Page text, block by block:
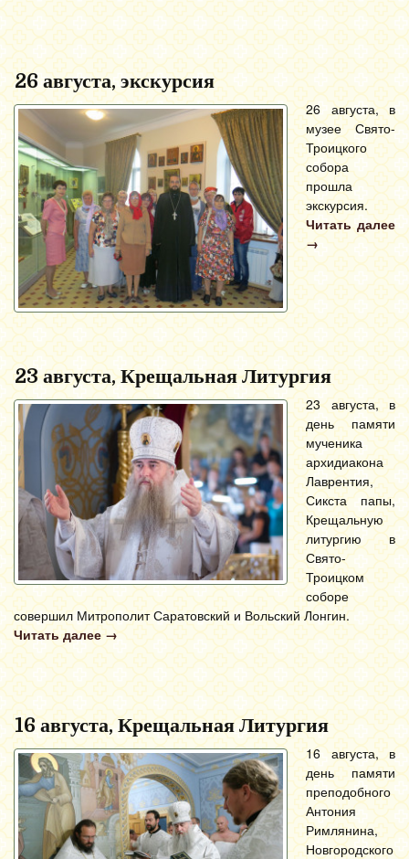
26 августа, экскурсия
26 августа, в
музее Свято-
Троицкого
собора
прошла
экскурсия.
Читать далее
→
23 августа, Крещальная Литургия
23 августа, в
день памяти
мученика
архидиакона
Лаврентия,
Сикста папы,
Крещальную
литургию в
Свято-
Троицком
соборе
совершил Митрополит Саратовский и Вольский Лонгин.
Читать далее →
16 августа, Крещальная Литургия
16 августа, в
день памяти
преподобного
Антония
Римлянина,
Новгородского